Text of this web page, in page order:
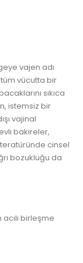
vajen adı
tüm vücutta bir
sıkıca
istemsiz bir
vajinal
bakireler,
cinsel
bozukluğu da
birleşme